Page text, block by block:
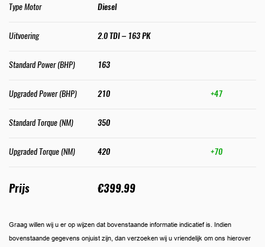
Type Motor Diesel
Uitvoering 2.0 TDI – 163 PK
Standard Power (BHP) 163
Upgraded Power (BHP) 210 +47
Standard Torque (NM) 350
Upgraded Torque (NM) 420 +70
Prijs €399.99
Graag willen wij u er op wijzen dat bovenstaande informatie indicatief is. Indien
bovenstaande gegevens onjuist zijn, dan verzoeken wij u vriendelijk om ons hierover